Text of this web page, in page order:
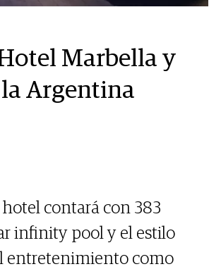
Marbella y
la Argentina
contará con 383
infinity pool y el estilo
entretenimiento como